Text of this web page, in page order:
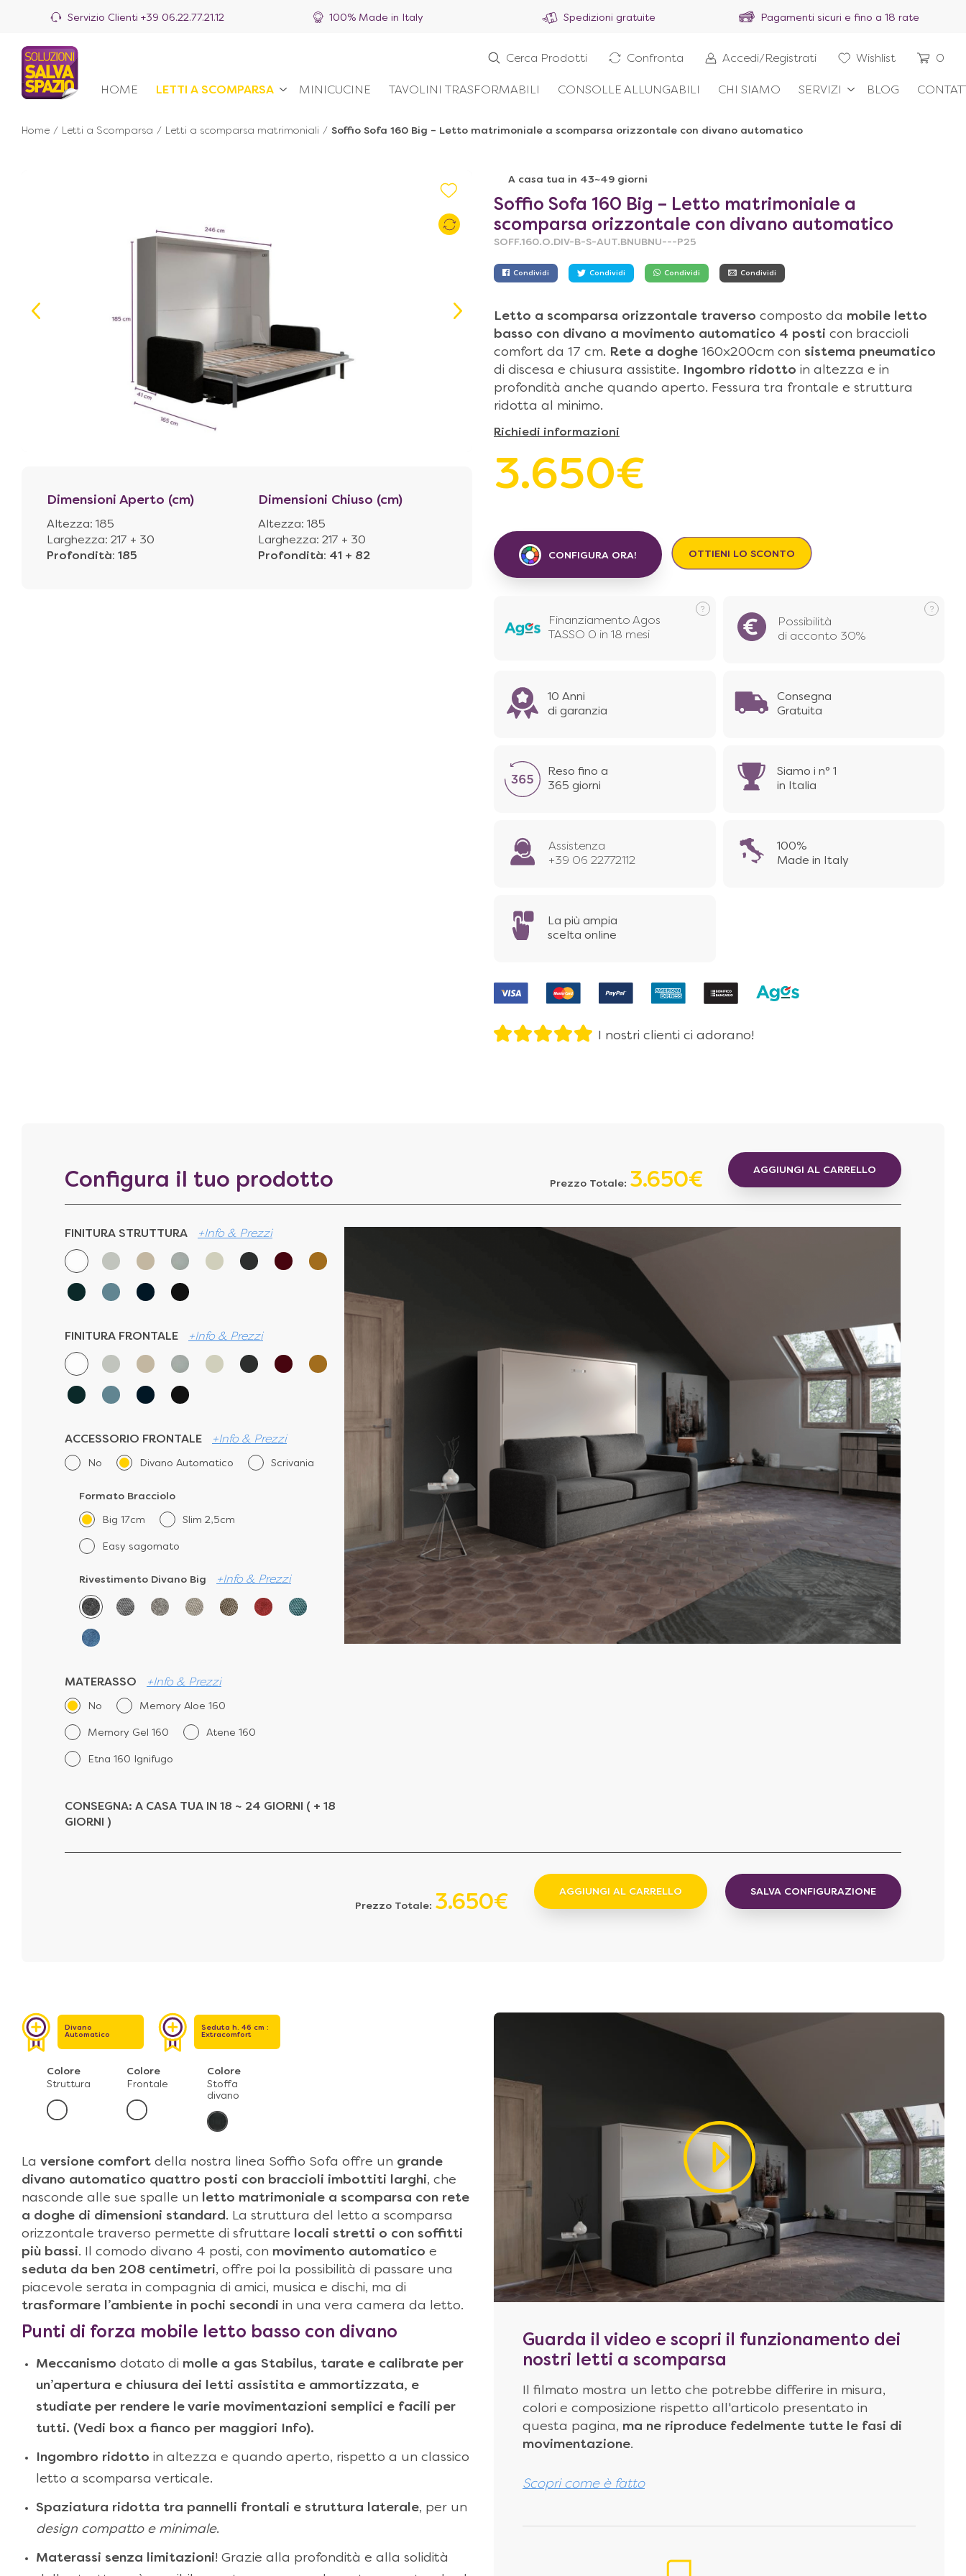
Servizio Clienti +39 06.22.77.21.12 100% Made in Italy Spedizioni gratuite Pagamenti sicuri e fino a 18 rate
HOME LETTI A SCOMPARSA MINICUCINE TAVOLINI TRASFORMABILI CONSOLLE ALLUNGABILI CHI SIAMO SERVIZI BLOG
Cerca Prodotti Confronta Accedi/Registrati Wishlist 0
Home / Letti a Scomparsa / Letti a scomparsa matrimoniali / Soffio Sofa 160 Big – Letto matrimoniale a scomparsa orizzontale con divano automatico
Dimensioni Aperto (cm)
Altezza: 185
Larghezza: 217 + 30
Profondità: 185
Dimensioni Chiuso (cm)
Altezza: 185
Larghezza: 217 + 30
Profondità: 41 + 82
A casa tua in 43~49 giorni
Soffio Sofa 160 Big – Letto matrimoniale a
scomparsa orizzontale con divano automatico
SOFF.160.O.DIV-B-S-AUT.BNUBNU---P25
Condividi Condividi Condividi Condividi
Letto a scomparsa orizzontale traverso composto da mobile letto
basso con divano a movimento automatico 4 posti con braccioli
comfort da 17 cm. Rete a doghe 160x200cm con sistema pneumatico
di discesa e chiusura assistite.
Ingombro ridotto in altezza e in
profondità anche quando aperto. Fessura tra frontale e struttura
ridotta al minimo.
Richiedi informazioni
3.650€
CONFIGURA ORA! OTTIENI LO SCONTO
Finanziamento Agos
TASSO 0 in 18 mesi
Possibilità
di acconto 30%
10 Anni
di garanzia
Consegna
Gratuita
Reso fino a
365 giorni
Siamo i n° 1
in Italia
Assistenza
+39 06 22772112
100%
Made in Italy
La più ampia
scelta online
I nostri clienti ci adorano!
Configura il tuo prodotto Prezzo Totale: 3.650€
AGGIUNGI AL CARRELLO
FINITURA STRUTTURA +Info & Prezzi
FINITURA FRONTALE +Info & Prezzi
ACCESSORIO FRONTALE +Info & Prezzi
No Divano Automatico Scrivania
Formato Bracciolo
Big 17cm Slim 2,5cm
Easy sagomato
Rivestimento Divano Big +Info & Prezzi
MATERASSO +Info & Prezzi
No Memory Aloe 160
Memory Gel 160 Atene 160
Etna 160 Ignifugo
CONSEGNA: A CASA TUA IN 18 ~ 24 GIORNI ( + 18
GIORNI )
Prezzo Totale: 3.650€
AGGIUNGI AL CARRELLO SALVA CONFIGURAZIONE
Divano
Automatico
Seduta h. 46 cm :
Extracomfort
Colore
Struttura
Colore
Frontale
Colore
Stoffa
divano
La versione comfort della nostra linea Soffio Sofa offre un grande
divano automatico quattro posti con braccioli imbottiti larghi, che
nasconde alle sue spalle un letto matrimoniale a scomparsa con rete
a doghe di dimensioni standard. La struttura del letto a scomparsa
orizzontale traverso permette di sfruttare locali stretti o con soffitti
più bassi. Il comodo divano 4 posti, con movimento automatico e
seduta da ben 208 centimetri, offre poi la possibilità di passare una
piacevole serata in compagnia di amici, musica e dischi, ma di
trasformare l’ambiente in pochi secondi in una vera camera da letto.
Punti di forza mobile letto basso con divano
Meccanismo dotato di molle a gas Stabilus, tarate e calibrate per
un’apertura e chiusura dei letti assistita e ammortizzata, e
studiate per rendere le varie movimentazioni semplici e facili per
tutti. (Vedi box a fianco per maggiori Info).
Ingombro ridotto in altezza e quando aperto, rispetto a un classico
letto a scomparsa verticale.
Spaziatura ridotta tra pannelli frontali e struttura laterale, per un
design compatto e minimale.
Materassi senza limitazioni! Grazie alla profondità e alla solidità
Guarda il video e scopri il funzionamento dei
nostri letti a scomparsa
Il filmato mostra un letto che potrebbe differire in misura,
colori e composizione rispetto all'articolo presentato in
questa pagina, ma ne riproduce fedelmente tutte le fasi di
movimentazione.
Scopri come è fatto